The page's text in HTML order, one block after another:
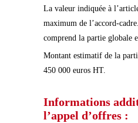
La valeur indiquée à
maximum de l’accord-
comprend la partie globale
Montant estimatif de la
450 000 euros HT.
Informations
l’appel d’offres :